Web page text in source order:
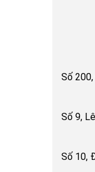
Số 200,
Số 9,
Số 10,